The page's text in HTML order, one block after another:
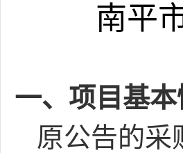
南平
一、项目基
原公告的采